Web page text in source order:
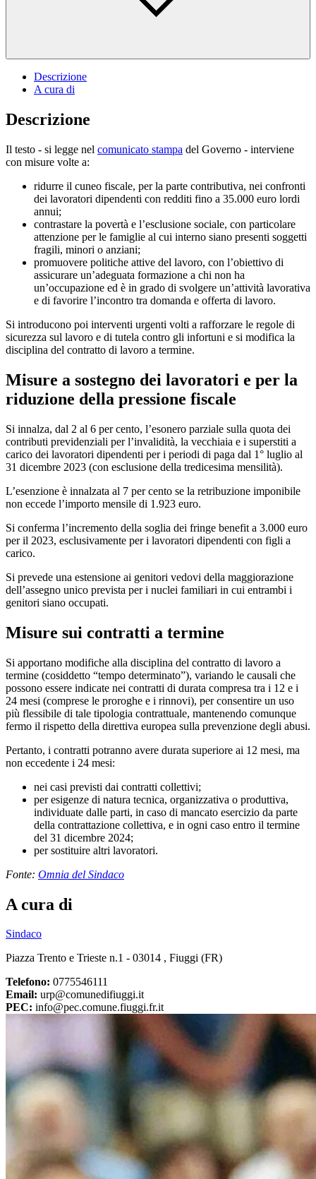
Descrizione
A cura di
Descrizione
Il testo - si legge nel comunicato stampa del Governo - interviene
con misure volte a:
ridurre il cuneo fiscale, per la parte contributiva, nei confronti
dei lavoratori dipendenti con redditi fino a 35.000 euro lordi
annui;
contrastare la povertà e l’esclusione sociale, con particolare
attenzione per le famiglie al cui interno siano presenti soggetti
fragili, minori o anziani;
promuovere politiche attive del lavoro, con l’obiettivo di
assicurare un’adeguata formazione a chi non ha
un’occupazione ed è in grado di svolgere un’attività lavorativa
e di favorire l’incontro tra domanda e offerta di lavoro.
Si introducono poi interventi urgenti volti a rafforzare le regole di
sicurezza sul lavoro e di tutela contro gli infortuni e si modifica la
disciplina del contratto di lavoro a termine.
Misure a sostegno dei lavoratori e per la
riduzione della pressione fiscale
Si innalza, dal 2 al 6 per cento, l’esonero parziale sulla quota dei
contributi previdenziali per l’invalidità, la vecchiaia e i superstiti a
carico dei lavoratori dipendenti per i periodi di paga dal 1° luglio al
31 dicembre 2023 (con esclusione della tredicesima mensilità).
L’esenzione è innalzata al 7 per cento se la retribuzione imponibile
non eccede l’importo mensile di 1.923 euro.
Si conferma l’incremento della soglia dei fringe benefit a 3.000 euro
per il 2023, esclusivamente per i lavoratori dipendenti con figli a
carico.
Si prevede una estensione ai genitori vedovi della maggiorazione
dell’assegno unico prevista per i nuclei familiari in cui entrambi i
genitori siano occupati.
Misure sui contratti a termine
Si apportano modifiche alla disciplina del contratto di lavoro a
termine (cosiddetto “tempo determinato”), variando le causali che
possono essere indicate nei contratti di durata compresa tra i 12 e i
24 mesi (comprese le proroghe e i rinnovi), per consentire un uso
più flessibile di tale tipologia contrattuale, mantenendo comunque
fermo il rispetto della direttiva europea sulla prevenzione degli abusi.
Pertanto, i contratti potranno avere durata superiore ai 12 mesi, ma
non eccedente i 24 mesi:
nei casi previsti dai contratti collettivi;
per esigenze di natura tecnica, organizzativa o produttiva,
individuate dalle parti, in caso di mancato esercizio da parte
della contrattazione collettiva, e in ogni caso entro il termine
del 31 dicembre 2024;
per sostituire altri lavoratori.
Fonte: Omnia del Sindaco
A cura di
Sindaco
Piazza Trento e Trieste n.1 - 03014 , Fiuggi (FR)
Telefono: 0775546111
Email: urp@comunedifiuggi.it
PEC: info@pec.comune.fiuggi.fr.it